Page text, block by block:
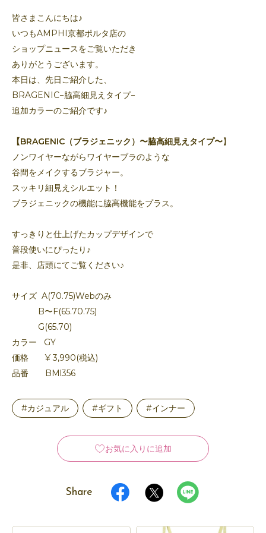
皆さまこんにちは♪
いつもAMPHI京都ポルタ店の
ショップニュースをご覧いただき
ありがとうございます。
本日は、先日ご紹介した、
BRAGENIC−脇高細見えタイプ−
追加カラーのご紹介です♪
【BRAGENIC（ブラジェニック）〜脇高細見えタイプ〜】
ノンワイヤーながらワイヤーブラのような
谷間をメイクするブラジャー。
スッキリ細見えシルエット！
ブラジェニックの機能に脇高機能をプラス。
すっきりと仕上げたカップデザインで
普段使いにぴったり♪
是非、店頭にてご覧ください♪
サイズ A(70.75)Webのみ
B〜F(65.70.75)
G(65.70)
カラー GY
価格 ¥ 3,990(税込)
品番 BMl356
#カジュアル #ギフト #インナー
お気に入りに追加
Share